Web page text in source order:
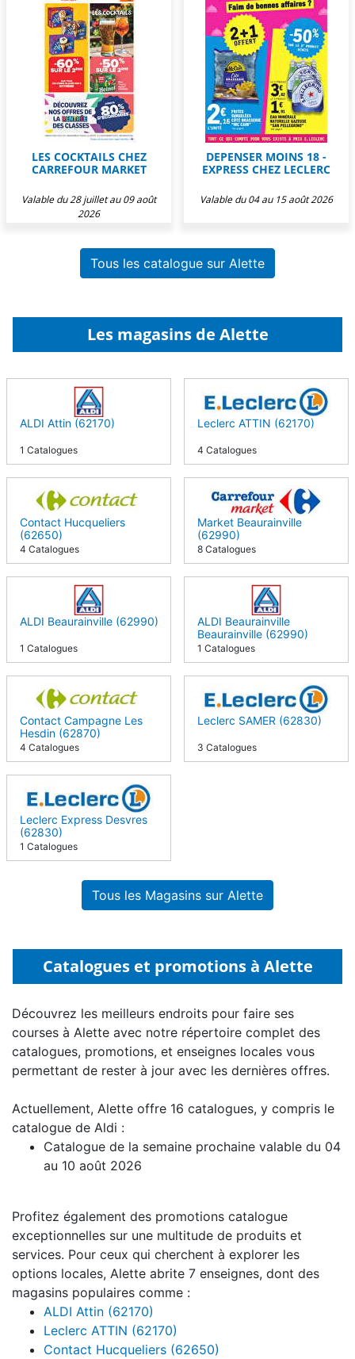
LES COCKTAILS CHEZ
CARREFOUR MARKET
Valable du 28 juillet au 09 août
2026
DEPENSER MOINS 18 -
EXPRESS CHEZ LECLERC
Valable du 04 au 15 août 2026
Tous les catalogue sur Alette
Les magasins de Alette
ALDI Attin (62170)
1 Catalogues
Leclerc ATTIN (62170)
4 Catalogues
Contact Hucqueliers
(62650)
4 Catalogues
Market Beaurainville
(62990)
8 Catalogues
ALDI Beaurainville (62990)
1 Catalogues
ALDI Beaurainville
Beaurainville (62990)
1 Catalogues
Contact Campagne Les
Hesdin (62870)
4 Catalogues
Leclerc SAMER (62830)
3 Catalogues
Leclerc Express Desvres
(62830)
1 Catalogues
Tous les Magasins sur Alette
Catalogues et promotions à Alette
Découvrez les meilleurs endroits pour faire ses
courses à Alette avec notre répertoire complet des
catalogues, promotions, et enseignes locales vous
permettant de rester à jour avec les dernières offres.
Actuellement, Alette offre 16 catalogues, y compris le
catalogue de Aldi :
Catalogue de la semaine prochaine valable du 04
au 10 août 2026
Profitez également des promotions catalogue
exceptionnelles sur une multitude de produits et
services. Pour ceux qui cherchent à explorer les
options locales, Alette abrite 7 enseignes, dont des
magasins populaires comme :
ALDI Attin (62170)
Leclerc ATTIN (62170)
Contact Hucqueliers (62650)